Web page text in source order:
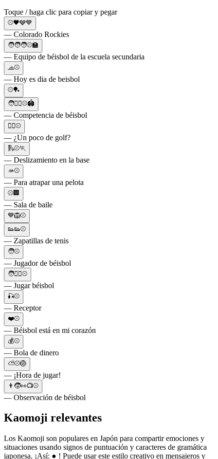
Toque / haga clic para copiar y pegar
⚾🖤🩶💙
— Colorado Rockies
🧑🧑🧑⚾🏫
— Equipo de béisbol de la escuela secundaria
🧢⚾
— Hoy es dia de beisbol
⚾🏓
🧑🏃‍♂️⚾🏟️
— Competencia de béisbol
🏌️‍♂️⚾
— ¿Un poco de golf?
🛝⚾🏃
— Deslizamiento en la base
🫴⚾
— Para atrapar una pelota
⚾🏢
— Sala de baile
💙🦁⚾
👟👟⚾
— Zapatillas de tenis
🧑⚾
— Jugador de béisbol
🧑🏃‍♂️⚾
— Jugar béisbol
🎣⚾
— Receptor
❤️⚾
— Béisbol está en mi corazón
💰⚾
— Bola de dinero
⛅⚾🏐
— ¡Hora de jugar!
👨🧒👀📺⚾
— Observación de béisbol
Kaomoji relevantes
Los Kaomoji son populares en Japón para compartir emociones y
situaciones usando signos de puntuación y caracteres de gramática
japonesa. ¡Así: ● ! Puede usar este estilo creativo en mensajeros y